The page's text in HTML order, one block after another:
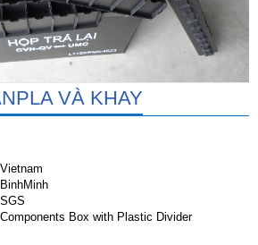
VÀ KHAY
Vietnam
BinhMinh
SGS
Components Box with Plastic Divider